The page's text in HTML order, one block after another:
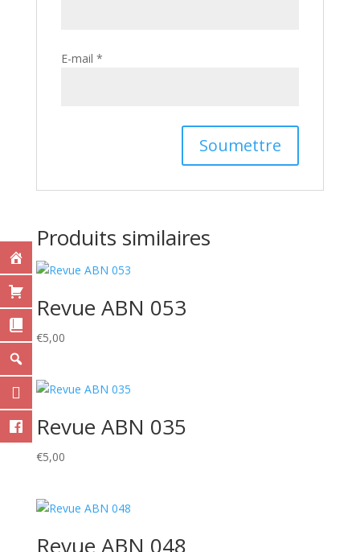
E-mail *
Produits similaires
Revue ABN 053
€5,00
Revue ABN 035
€5,00
Revue ABN 048